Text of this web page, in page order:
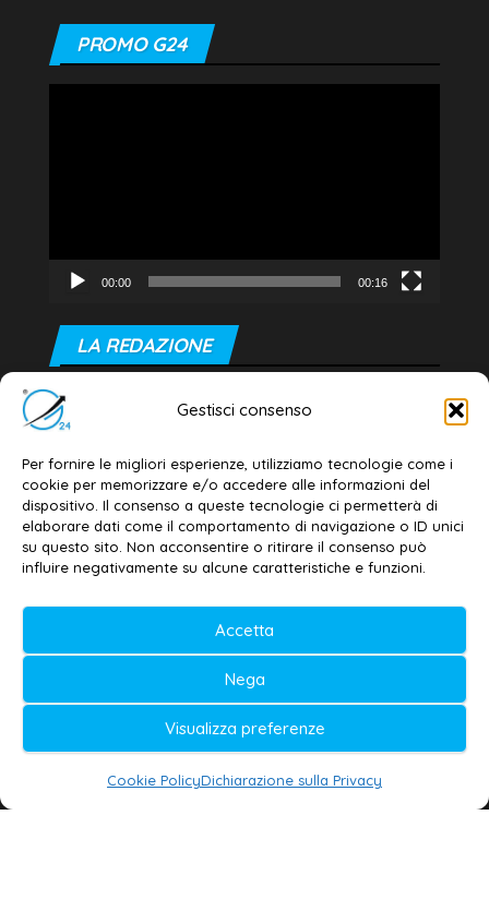
Gestisci consenso
Per fornire le migliori esperienze, utilizziamo tecnologie come i
cookie per memorizzare e/o accedere alle informazioni del
dispositivo. Il consenso a queste tecnologie ci permetterà di
elaborare dati come il comportamento di navigazione o ID unici
su questo sito. Non acconsentire o ritirare il consenso può
influire negativamente su alcune caratteristiche e funzioni.
Accetta
Nega
Visualizza preferenze
Cookie PolicyDichiarazione sulla Privacy
PROMO G24
00:00 00:16
LA REDAZIONE
Editore e direttore responsabile:
Dott. Daniele G. Masciullo
Email: redazione@galatina24.it
Contatti –Disclaimer
Privacy policy –Cookie policy
Testata iscritta al n. 11/2020 Registro della
Stampa Tribunale di Lecce
Editore e direttore responsabile:
Daniele G. Masciullo